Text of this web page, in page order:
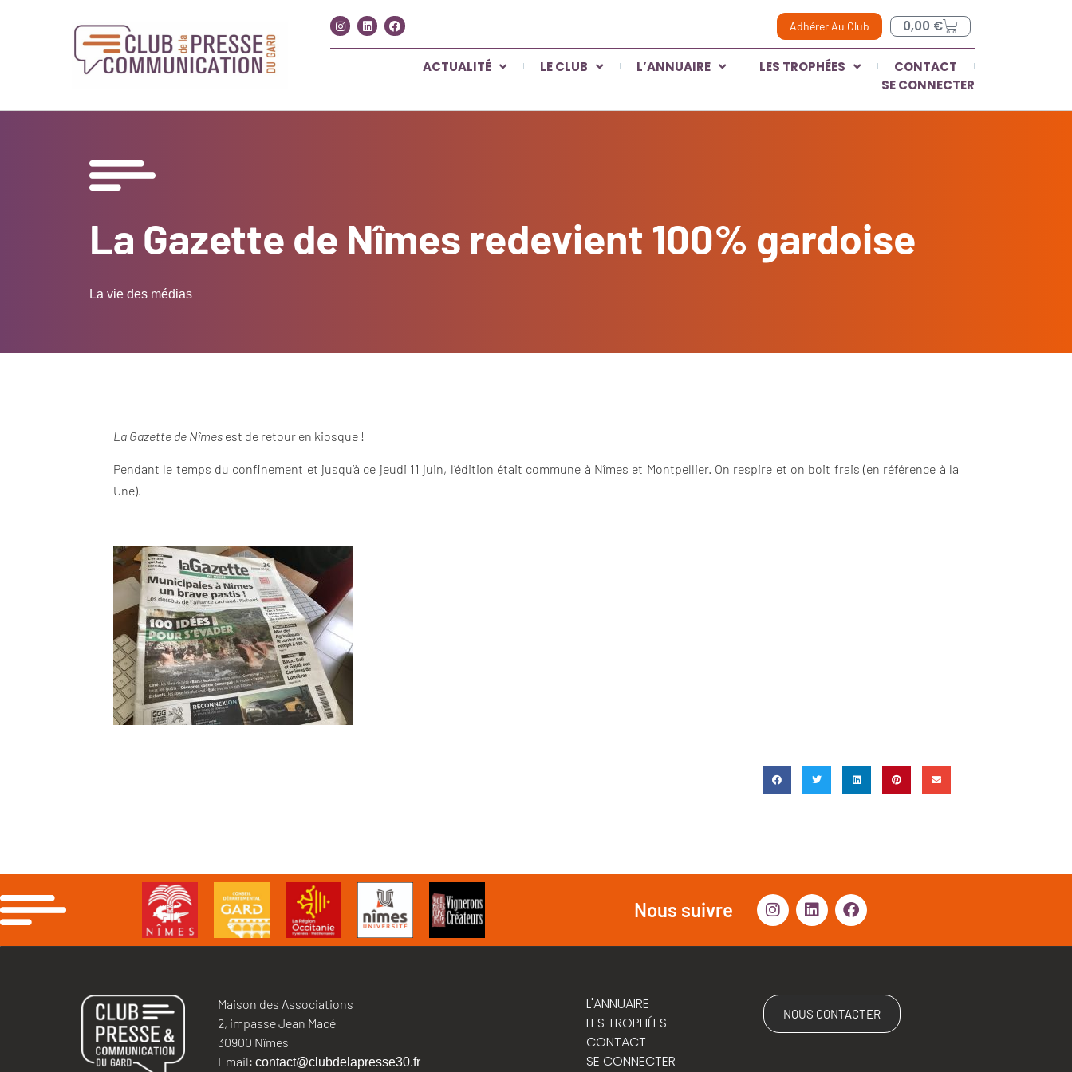
Adhérer Au Club 0,00 €
ACTUALITÉ LE CLUB L’ANNUAIRE LES TROPHÉES
CONTACT
SE CONNECTER
La Gazette de Nîmes redevient 100% gardoise
La vie des médias
La Gazette de Nîmes est de retour en kiosque !
Pendant le temps du confinement et jusqu’à ce jeudi 11 juin, l’édition était commune à Nîmes et Montpellier. On respire et on boit frais (en référence à la
Une).
Nous suivre
Maison des Associations
2, impasse Jean Macé
30900 Nîmes
Email: contact@clubdelapresse30.fr
L'ANNUAIRE
LES TROPHÉES
CONTACT
SE CONNECTER
NOUS CONTACTER